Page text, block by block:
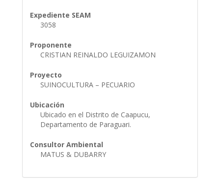
Expediente SEAM
3058
Proponente
CRISTIAN REINALDO LEGUIZAMON
Proyecto
SUINOCULTURA – PECUARIO
Ubicación
Ubicado en el Distrito de Caapucu,
Departamento de Paraguari.
Consultor Ambiental
MATUS & DUBARRY